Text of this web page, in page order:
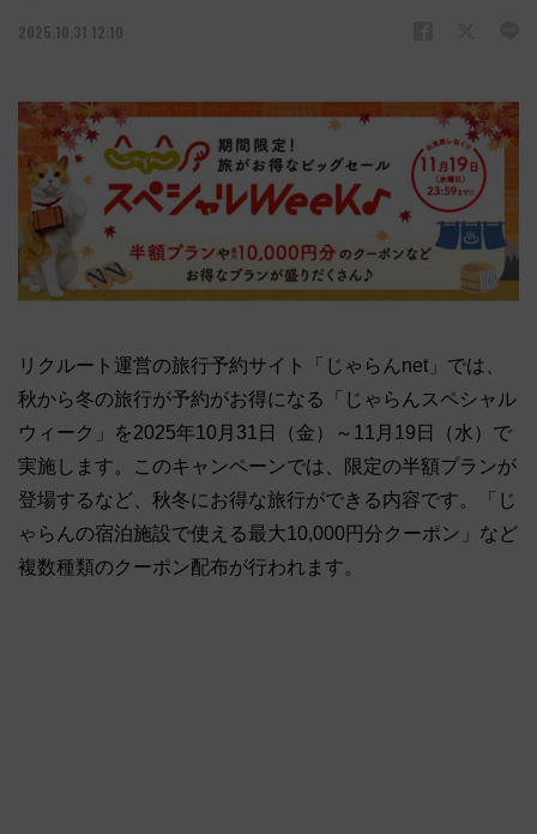
2025.10.31 12:10
リクルート運営の旅行予約サイト「じゃらんnet」では、
秋から冬の旅行が予約がお得になる「じゃらんスペシャル
ウィーク」を2025年10月31日（金）～11月19日（水）で
実施します。このキャンペーンでは、限定の半額プランが
登場するなど、秋冬にお得な旅行ができる内容です。「じ
ゃらんの宿泊施設で使える最大10,000円分クーポン」など
複数種類のクーポン配布が行われます。